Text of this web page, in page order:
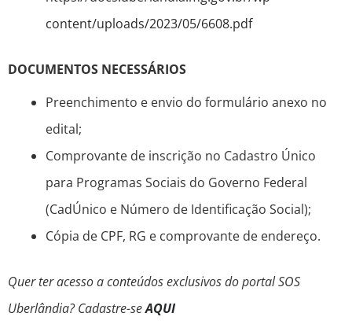
content/uploads/2023/05/6608.pdf
DOCUMENTOS NECESSÁRIOS
Preenchimento e envio do formulário anexo no
edital;
Comprovante de inscrição no Cadastro Único
para Programas Sociais do Governo Federal
(CadÚnico e Número de Identificação Social);
Cópia de CPF, RG e comprovante de endereço.
Quer ter acesso a conteúdos exclusivos do portal SOS
Uberlândia? Cadastre-seAQUI